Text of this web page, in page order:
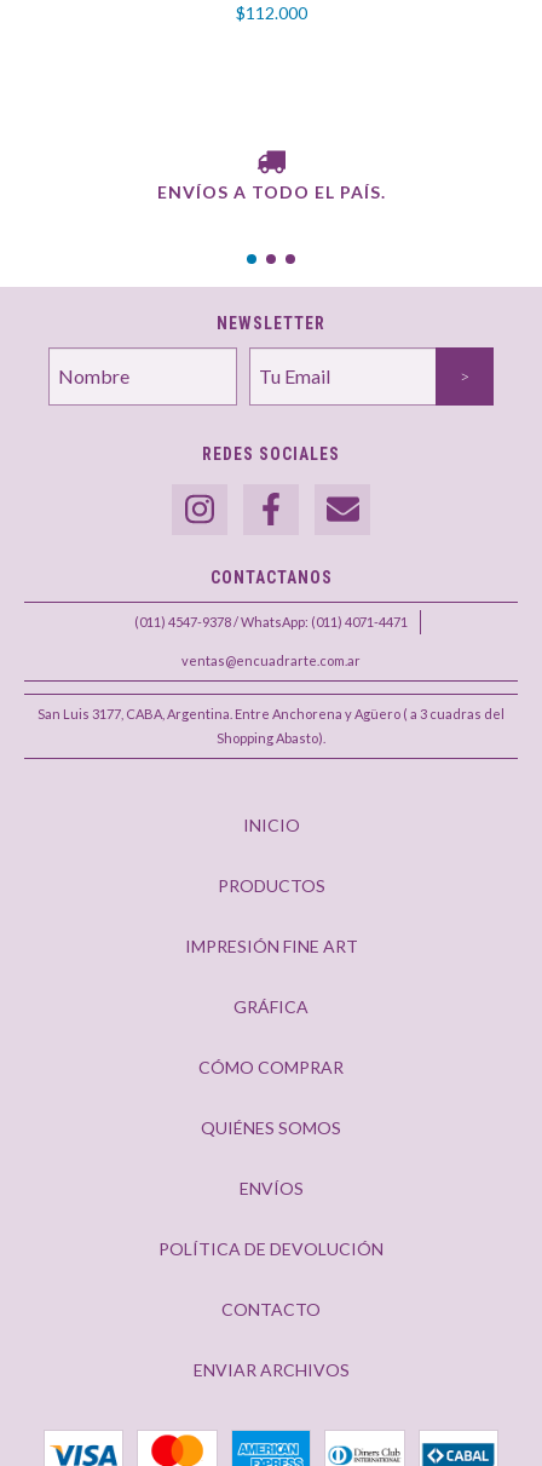
$112.000
ENVÍOS A TODO EL PAÍS.
NEWSLETTER
REDES SOCIALES
CONTACTANOS
(011) 4547-9378 / WhatsApp: (011) 4071-4471
ventas@encuadrarte.com.ar
San Luis 3177, CABA, Argentina. Entre Anchorena y Agüero ( a 3 cuadras del
Shopping Abasto).
INICIO
PRODUCTOS
IMPRESIÓN FINE ART
GRÁFICA
CÓMO COMPRAR
QUIÉNES SOMOS
ENVÍOS
POLÍTICA DE DEVOLUCIÓN
CONTACTO
ENVIAR ARCHIVOS